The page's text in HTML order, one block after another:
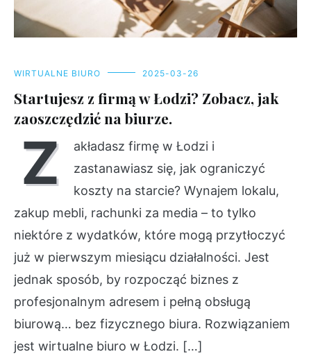
WIRTUALNE BIURO 2025-03-26
Startujesz z firmą w Łodzi? Zobacz, jak
zaoszczędzić na biurze.
Z
akładasz firmę w Łodzi i
zastanawiasz się, jak ograniczyć
koszty na starcie? Wynajem lokalu,
zakup mebli, rachunki za media – to tylko
niektóre z wydatków, które mogą przytłoczyć
już w pierwszym miesiącu działalności. Jest
jednak sposób, by rozpocząć biznes z
profesjonalnym adresem i pełną obsługą
biurową… bez fizycznego biura. Rozwiązaniem
jest wirtualne biuro w Łodzi. […]